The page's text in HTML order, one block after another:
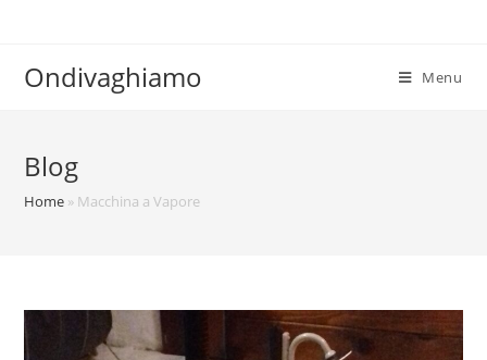
Ondivaghiamo Menu
Blog
Home » Macchina a Vapore